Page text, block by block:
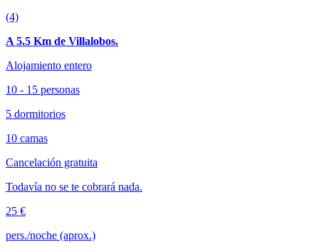
(4)
A 5.5 Km de Villalobos.
Alojamiento entero
10 - 15 personas
5 dormitorios
10 camas
Cancelación gratuita
Todavía no se te cobrará nada.
25 €
pers./noche (aprox.)